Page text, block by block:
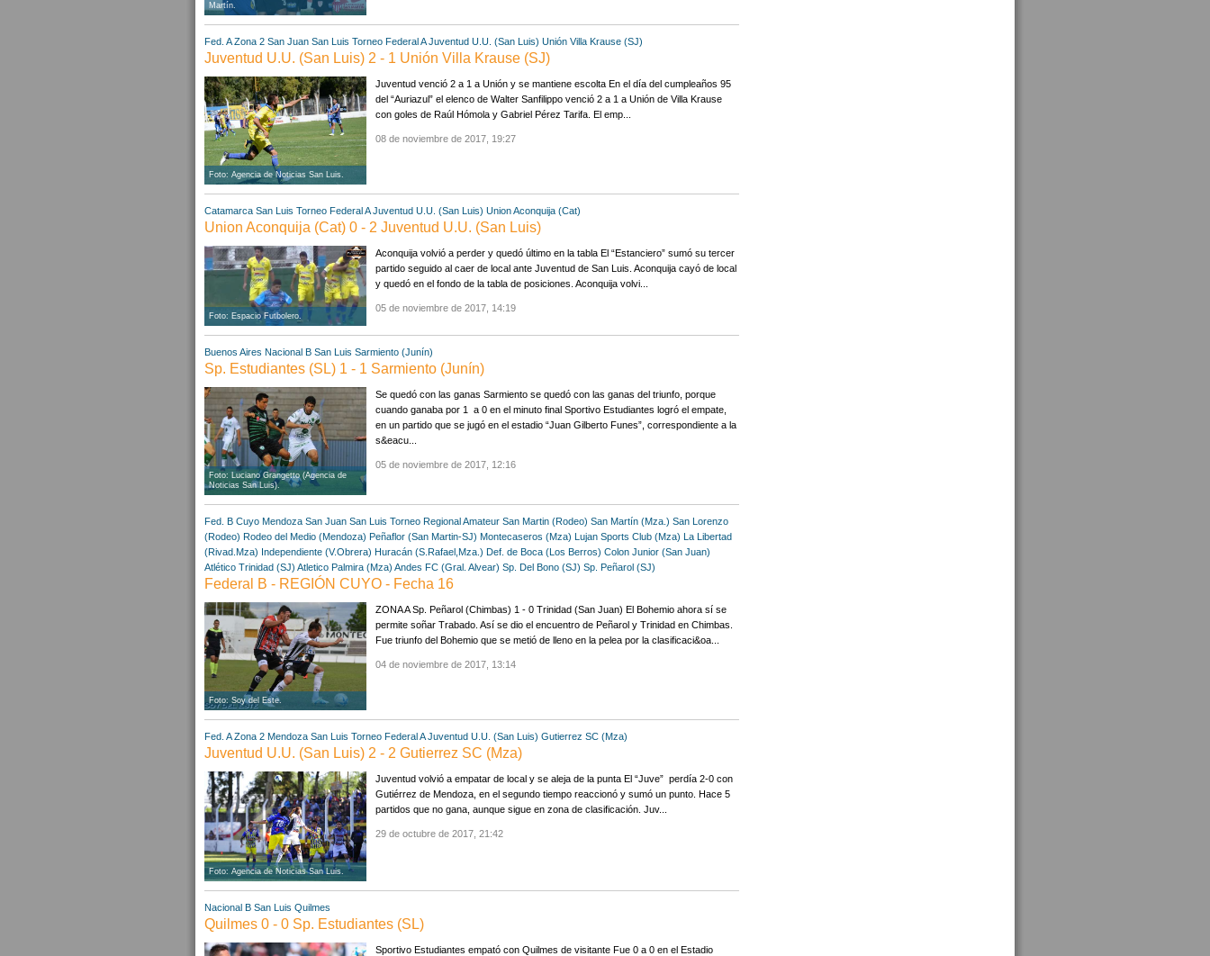
Martín.
Fed. A Zona 2 San Juan San Luis Torneo Federal A Juventud U.U. (San Luis) Unión Villa Krause (SJ)
Juventud U.U. (San Luis) 2 - 1 Unión Villa Krause (SJ)
Foto: Agencia de Noticias San Luis.
Juventud venció 2 a 1 a Unión y se mantiene escolta En el día del cumpleaños 95
del “Auriazul” el elenco de Walter Sanfilippo venció 2 a 1 a Unión de Villa Krause
con goles de Raúl Hómola y Gabriel Pérez Tarifa. El emp...
08 de noviembre de 2017, 19:27
Catamarca San Luis Torneo Federal A Juventud U.U. (San Luis) Union Aconquija (Cat)
Union Aconquija (Cat) 0 - 2 Juventud U.U. (San Luis)
Foto: Espacio Futbolero.
Aconquija volvió a perder y quedó último en la tabla El “Estanciero” sumó su tercer
partido seguido al caer de local ante Juventud de San Luis. Aconquija cayó de local
y quedó en el fondo de la tabla de posiciones. Aconquija volvi...
05 de noviembre de 2017, 14:19
Buenos Aires Nacional B San Luis Sarmiento (Junín)
Sp. Estudiantes (SL) 1 - 1 Sarmiento (Junín)
Foto: Luciano Grangetto (Agencia de
Noticias San Luis).
Se quedó con las ganas Sarmiento se quedó con las ganas del triunfo, porque
cuando ganaba por 1 a 0 en el minuto final Sportivo Estudiantes logró el empate,
en un partido que se jugó en el estadio “Juan Gilberto Funes”, correspondiente a la
s&eacu...
05 de noviembre de 2017, 12:16
Fed. B Cuyo Mendoza San Juan San Luis Torneo Regional Amateur San Martin (Rodeo) San Martín (Mza.) San Lorenzo
(Rodeo) Rodeo del Medio (Mendoza) Peñaflor (San Martin-SJ) Montecaseros (Mza) Lujan Sports Club (Mza)
La Libertad
(Rivad.Mza) Independiente (V.Obrera) Huracán (S.Rafael,Mza.) Def. de Boca (Los Berros) Colon Junior (San Juan)
Atlético Trinidad (SJ) Atletico Palmira (Mza) Andes FC (Gral. Alvear) Sp. Del Bono (SJ) Sp. Peñarol (SJ)
Federal B - REGIÓN CUYO - Fecha 16
Foto: Soy del Este.
ZONA A Sp. Peñarol (Chimbas) 1 - 0 Trinidad (San Juan) El Bohemio ahora sí se
permite soñar Trabado. Así se dio el encuentro de Peñarol y Trinidad en Chimbas.
Fue triunfo del Bohemio que se metió de lleno en la pelea por la clasificaci&oa...
04 de noviembre de 2017, 13:14
Fed. A Zona 2 Mendoza San Luis Torneo Federal A Juventud U.U. (San Luis) Gutierrez SC (Mza)
Juventud U.U. (San Luis) 2 - 2 Gutierrez SC (Mza)
Foto: Agencia de Noticias San Luis.
Juventud volvió a empatar de local y se aleja de la punta El “Juve” perdía 2-0 con
Gutiérrez de Mendoza, en el segundo tiempo reaccionó y sumó un punto. Hace 5
partidos que no gana, aunque sigue en zona de clasificación. Juv...
29 de octubre de 2017, 21:42
Nacional B San Luis Quilmes
Quilmes 0 - 0 Sp. Estudiantes (SL)
Sportivo Estudiantes empató con Quilmes de visitante Fue 0 a 0 en el Estadio